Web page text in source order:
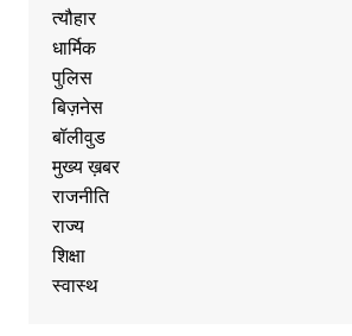
त्यौहार
धार्मिक
पुलिस
बिज़नेस
बॉलीवुड
मुख्य ख़बर
राजनीति
राज्य
शिक्षा
स्वास्थ